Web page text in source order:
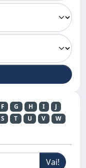
F G H I
J
S T U V
W